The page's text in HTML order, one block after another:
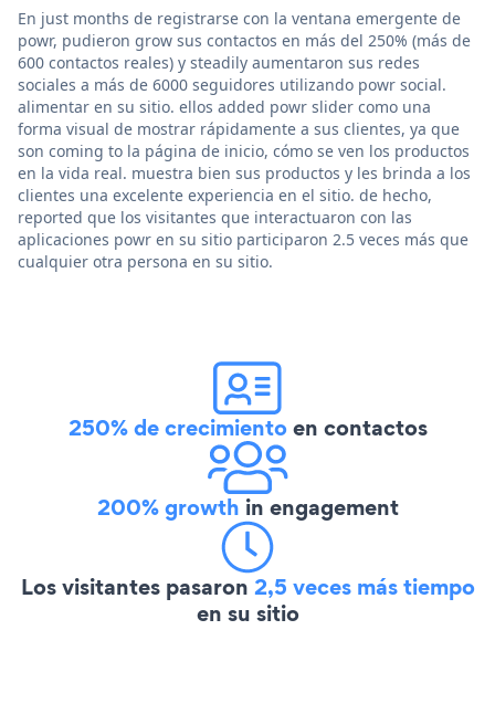
En just months de registrarse con la ventana emergente de
powr, pudieron grow sus contactos en más del 250% (más de
600 contactos reales) y steadily aumentaron sus redes
sociales a más de 6000 seguidores utilizando powr social.
alimentar en su sitio. ellos added powr slider como una
forma visual de mostrar rápidamente a sus clientes, ya que
son coming to la página de inicio, cómo se ven los productos
en la vida real. muestra bien sus productos y les brinda a los
clientes una excelente experiencia en el sitio. de hecho,
reported que los visitantes que interactuaron con las
aplicaciones powr en su sitio participaron 2.5 veces más que
cualquier otra persona en su sitio.
250% de crecimientoen contactos
200% growth in engagement
Los visitantes pasaron 2,5 veces más tiempo
en su sitio